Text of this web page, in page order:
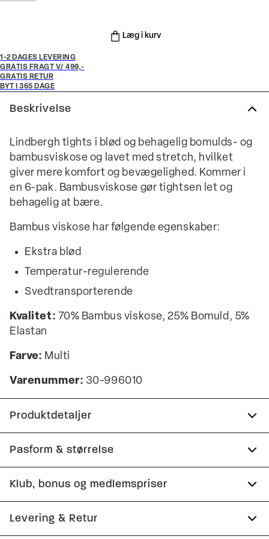
Læg i kurv
1-2 DAGES LEVERING
GRATIS FRAGT V/ 499,-
GRATIS RETUR
BYT I 365 DAGE
Beskrivelse
Lindbergh tights i blød og behagelig bomulds- og
bambusviskose og lavet med stretch, hvilket
giver mere komfort og bevægelighed. Kommer i
en 6-pak. Bambusviskose gør tightsen let og
behagelig at bære.
Bambus viskose har følgende egenskaber:
Ekstra blød
Temperatur-regulerende
Svedtransporterende
Kvalitet: 70% Bambus viskose, 25% Bomuld, 5%
Elastan
Farve: Multi
Varenummer: 30-996010
Produktdetaljer
Der er elastik med logo i taljen.
Lavet i bambusviskose, som gør tightsene
temperaturregulerende og super bløde.
Fremstillet i bomuldsblend med stretch for
ekstra komfort.
Pasform & størrelse
Klub, bonus og medlemspriser
Tilmeld dig Club Wagner helt gratis.
Levering & Retur